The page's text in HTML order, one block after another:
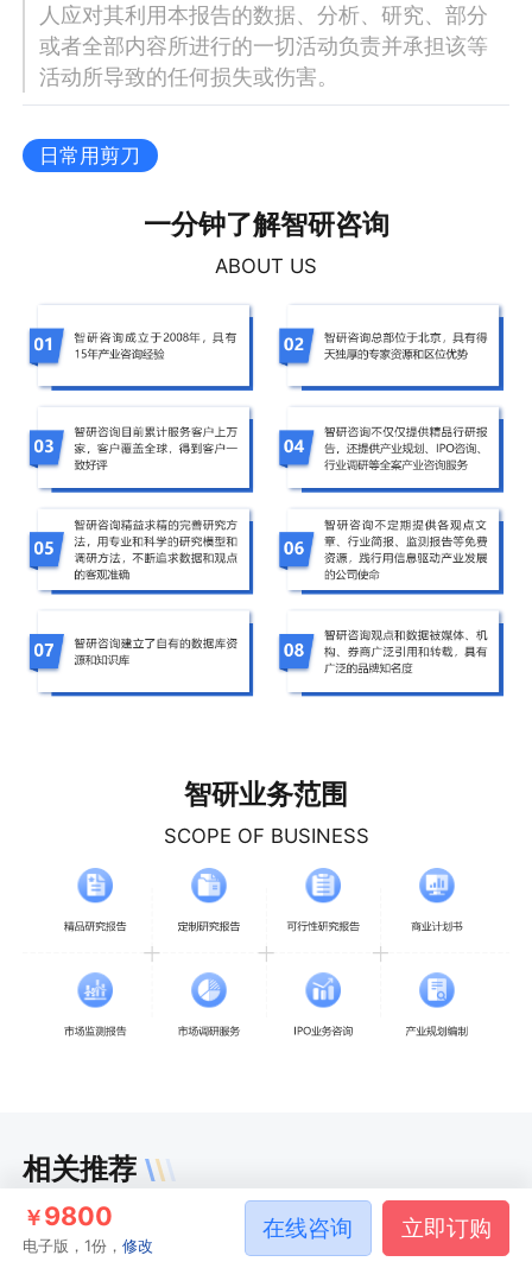
人应对其利用本报告的数据、分析、研究、部分
或者全部内容所进行的一切活动负责并承担该等
活动所导致的任何损失或伤害。
日常用剪刀
一分钟了解智研咨询
ABOUT US
智研业务范围
SCOPE OF BUSINESS
相关推荐
2026-2032年中国日常用剪刀
￥9800
电子版，1份，修改
在线咨询 立即订购